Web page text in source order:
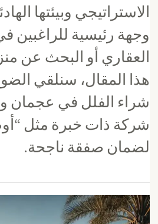
الاستراتيجي وبيئتها
وجهة رئيسية للراغبين
العقاري أو البحث عن
هذا المقال، سنلقي
شراء الفلل في عجمان
شركة ذات خبرة مثل
لضمان صفقة ناجحة.